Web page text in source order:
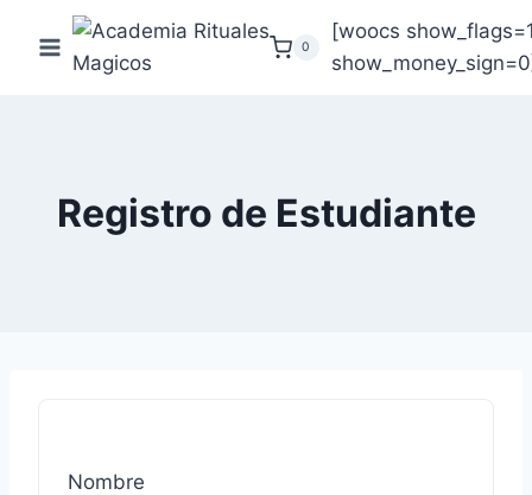
0
[woocs
Registro de Estudiante
Nombre